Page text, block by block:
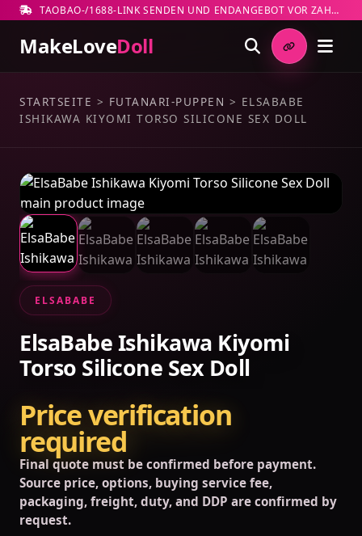
TAOBAO-/1688-LINK SENDEN UND ENDANGEBOT VOR ZAHLUNG PRÜFEN
MakeLoveDoll
STARTSEITE > FUTANARI-PUPPEN > ELSABABE
ISHIKAWA KIYOMI TORSO SILICONE SEX DOLL
ELSABABE
ElsaBabe Ishikawa Kiyomi
Torso Silicone Sex Doll
Price verification
required
Final quote must be confirmed before payment.
Source price, options, buying service fee,
packaging, freight, duty, and DDP are confirmed by
request.